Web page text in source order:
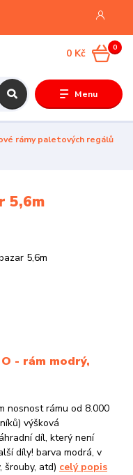
Menu
0
0 Kč
rámy paletových regálů
5,6m
- rám modrý,
nosnost rámu od 8.000
výšková
díl, který není
díly! barva modrá, v
šrouby, atd) celý popis